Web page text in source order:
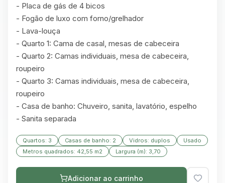
- Placa de gás de 4 bicos
- Fogão de luxo com forno/grelhador
- Lava-louça
- Quarto 1: Cama de casal, mesas de cabeceira
- Quarto 2: Camas individuais, mesa de cabeceira,
roupeiro
- Quarto 3: Camas individuais, mesa de cabeceira,
roupeiro
- Casa de banho: Chuveiro, sanita, lavatório, espelho
- Sanita separada
Quartos: 3 Casas de banho: 2 Vidros: duplos
Usado
Metros quadrados: 42,55 m2
Largura (m): 3,70
Adicionar ao carrinho